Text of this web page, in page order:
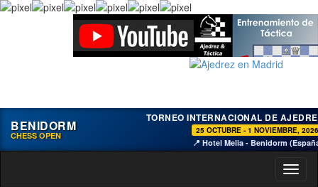
BENIDORM
CHESS OPEN
TORNEO INTERNACIONAL DE
25 OCTUBRE - 1 NOVIEMBRE, 2026
📍 Hotel Melia - Benidorm